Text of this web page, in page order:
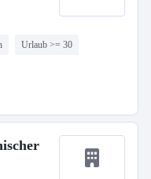
Urlaub >= 30